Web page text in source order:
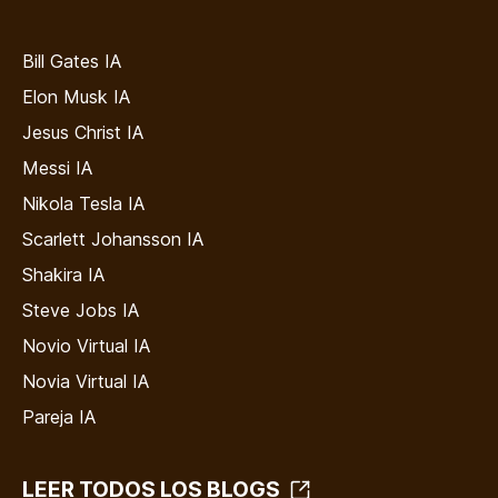
Bill Gates IA
Elon Musk IA
Jesus Christ IA
Messi IA
Nikola Tesla IA
Scarlett Johansson IA
Shakira IA
Steve Jobs IA
Novio Virtual IA
Novia Virtual IA
Pareja IA
LEER TODOS LOS BLOGS